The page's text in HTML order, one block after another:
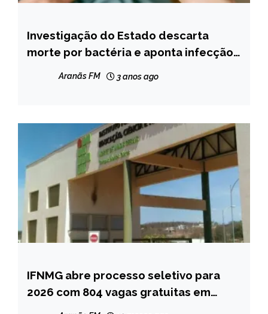
MINAS
GERAIS
NOTÍCIAS
Investigação do Estado descarta
morte por bactéria e aponta infecção
Aranãs FM 3 anos ago
CAPELINHA
MINAS
IFNMG abre processo seletivo para
2026 com 804 vagas gratuitas em